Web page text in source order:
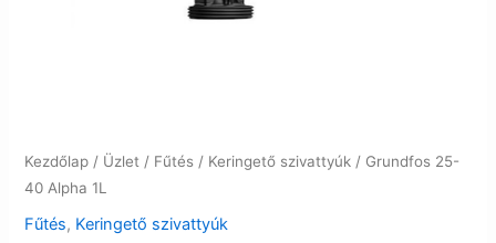
Kezdőlap / Üzlet / Fűtés / Keringető szivattyúk / Grundfos 25-
40 Alpha 1L
Fűtés, Keringető szivattyúk